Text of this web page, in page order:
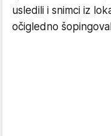
usledili i snimci iz
očigledno